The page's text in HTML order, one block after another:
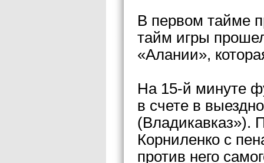
В первом тайме
тайм игры
«Алании»,
На 15-й минуте
в счете в
(Владикавказ»).
Корниленко с
против него